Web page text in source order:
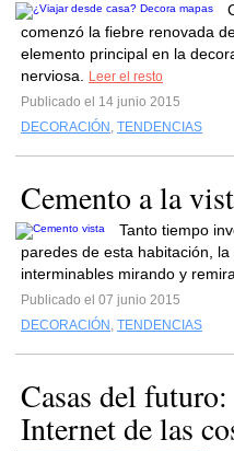
comenzó la fiebre renovada
elemento principal en la
nerviosa.
Leer el resto
Publicado el 14 junio 2015
DECORACIÓN , TENDENCIAS
Cemento a la
Tanto tiempo
paredes de esta habitación,
interminables mirando y
Publicado el 07 junio 2015
DECORACIÓN , TENDENCIAS
Casas del
Internet de las